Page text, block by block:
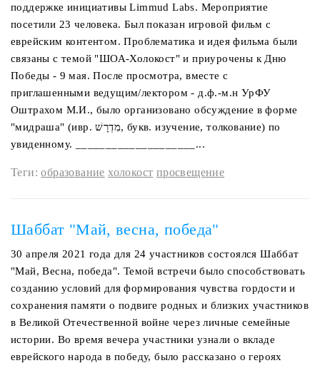
поддержке инициативы Limmud Labs. Мероприятие
посетили 23 человека. Был показан игровой фильм с
еврейским контентом. Проблематика и идея фильма были
связаны с темой "ШОА-Холокост" и приурочены к Дню
Победы - 9 мая. После просмотра, вместе с
приглашенными ведущим/лектором - д.ф.-м.н УрФУ
Оштрахом М.И., было организовано обсуждение в форме
"мидраша" (ивр. ‏מִדְרָשׁ‏‎, букв. изучение, толкование) по
увиденному. ____________________...
Теги:образование холокост просвещение
Шаббат "Май, весна, победа"
30 апреля 2021 года для 24 участников состоялся Шаббат
"Май, Весна, победа". Темой встречи было способствовать
созданию условий для формирования чувства гордости и
сохранения памяти о подвиге родных и близких участников
в Великой Отечественной войне через личные семейные
истории. Во время вечера участники узнали о вкладе
еврейского народа в победу, было рассказано о героях